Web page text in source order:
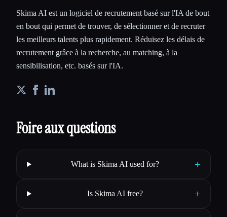
Skima AI est un logiciel de recrutement basé sur l'IA de bout
en bout qui permet de trouver, de sélectionner et de recruter
les meilleurs talents plus rapidement. Réduisez les délais de
recrutement grâce à la recherche, au matching, à la
sensibilisation, etc. basés sur l'IA.
Foire aux questions
What is Skima AI used for? +
Is Skima AI free? +